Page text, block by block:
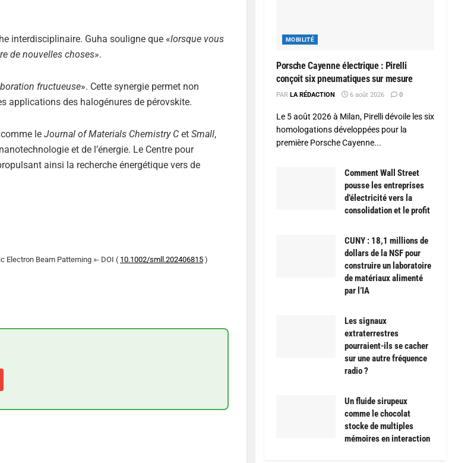
interdisciplinaire. Guha souligne que «lorsque vous
de nouvelles choses».
fructueuse». Cette synergie permet non
applications des halogénures de pérovskite.
le Journal of Materials Chemistry C et Small,
et de l’énergie. Le Centre pour
ainsi la recherche énergétique vers de
Electron Beam Patterning »- DOI ( 10.1002/smll.202406815 )
MOBILITÉ
Porsche Cayenne électrique : Pirelli
conçoit six pneumatiques sur mesure
PAR LA RÉDACTION 6 août 2026 0
Le 5 août 2026 à Milan, Pirelli dévoile les six
homologations développées pour la
première Porsche Cayenne...
Comment Wall Street
pousse les entreprises
d’électricité vers la
consolidation et le profit
CUNY : 18,1 millions de
dollars de la NSF pour
construire un laboratoire
de matériaux alimenté
par l’IA
Les signaux
extraterrestres
pourraient-ils se cacher
sur une autre fréquence
radio ?
Un fluide sirupeux
comme le chocolat
stocke de multiples
mémoires en interaction